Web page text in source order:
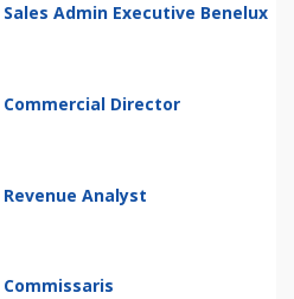
Sales Admin Executive Benelux
Commercial Director
Revenue Analyst
Commissaris